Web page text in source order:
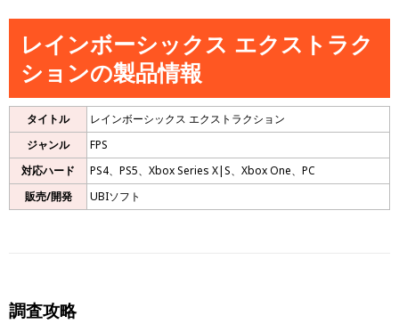
レインボーシックス エクストラク
ションの製品情報
タイトル
レインボーシックス エクストラクション
ジャンル
FPS
対応ハード
PS4、PS5、Xbox Series X|S、Xbox One、PC
販売/開発
UBIソフト
調査攻略